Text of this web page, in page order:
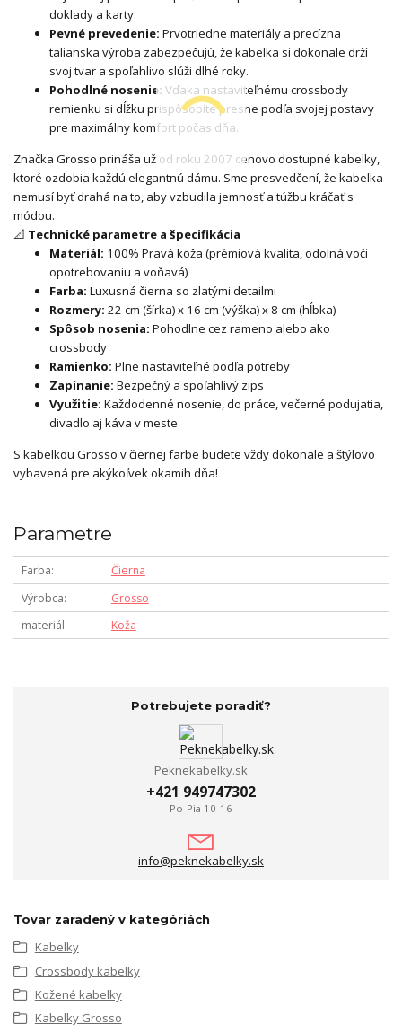
doklady a karty.
Pevné prevedenie: Prvotriedne materiály a precízna
talianska výroba zabezpečujú, že kabelka si dokonale drží
svoj tvar a spoľahlivo slúži dlhé roky.
Pohodlné nosenie: Vďaka nastaviteľnému crossbody
remienku si dĺžku prispôsobíte presne podľa svojej postavy
pre maximálny komfort počas dňa.
Značka Grosso prináša už od roku 2007 cenovo dostupné kabelky,
ktoré ozdobia každú elegantnú dámu. Sme presvedčení, že kabelka
nemusí byť drahá na to, aby vzbudila jemnosť a túžbu kráčať s
módou.
📐 Technické parametre a špecifikácia
Materiál: 100% Pravá koža (prémiová kvalita, odolná voči
opotrebovaniu a voňavá)
Farba: Luxusná čierna so zlatými detailmi
Rozmery: 22 cm (šírka) x 16 cm (výška) x 8 cm (hĺbka)
Spôsob nosenia: Pohodlne cez rameno alebo ako
crossbody
Ramienko: Plne nastaviteľné podľa potreby
Zapínanie: Bezpečný a spoľahlivý zips
Využitie: Každodenné nosenie, do práce, večerné podujatia,
divadlo aj káva v meste
S kabelkou Grosso v čiernej farbe budete vždy dokonale a štýlovo
vybavená pre akýkoľvek okamih dňa!
Parametre
Farba
Čierna
Výrobca
Grosso
materiál
Koža
Potrebujete poradiť?
Peknekabelky.sk
+421 949747302
Po-Pia 10-16
info@peknekabelky.sk
Tovar zaradený v kategóriách
Kabelky
Crossbody kabelky
Kožené kabelky
Kabelky Grosso